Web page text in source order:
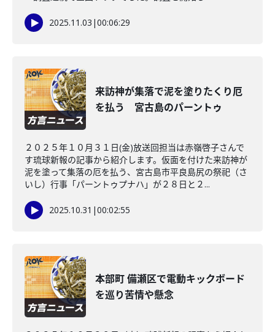
2025.11.03 |00:06:29
来訪神が集落で泥を塗りたくり厄
を払う 宮古島のパーントゥ
２０２５年１０月３１日(金)放送回担当は赤嶺啓子さんで
す琉球新報の記事から紹介します。仮面を付けた来訪神が
泥を塗って集落の厄を払う、宮古島市平良島尻の祭祀（さ
いし）行事「パーントゥプナハ」が２８日と２...
2025.10.31 |00:02:55
本部町 備瀬区で電動キックボード
を巡り苦情や懸念